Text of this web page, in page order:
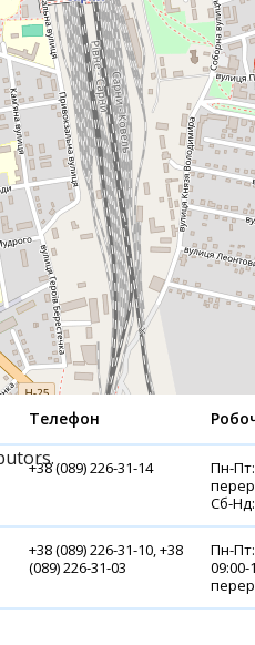
Телефон
+38 (089) 226-31-14
Пн-Пт:
Сб-
+38 (089) 226-31-10, +38
(089) 226-31-03
Пн-Пт:
09:00-